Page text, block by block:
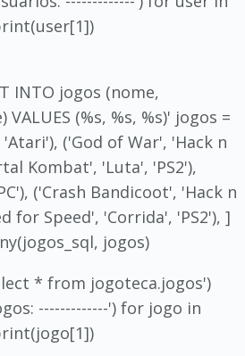
INTO jogos (nome,
(%s, %s, %s)' jogos =
('God of War', 'Hack n
Kombat', 'Luta', 'PS2'),
('Crash Bandicoot', 'Hack n
for Speed', 'Corrida', 'PS2'), ]
jogos)
* from jogoteca.jogos')
-------------') for jogo in